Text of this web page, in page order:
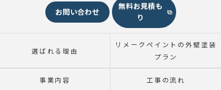
お問い合わせ
無料お見積も
り
選ばれる理由
リメークペイントの外壁塗装
プラン
事業内容 工事の流れ